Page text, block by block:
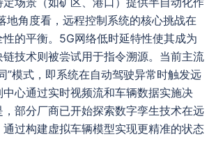
地角度看，远程控制系统的核心挑战在
的平衡。5G网络低时延特性使其成为
技术则被尝试用于指令溯源。当前主流
”模式，即系统在自动驾驶异常时触发远
心通过实时视频流和车辆数据实施决
部分厂商已开始探索数字孪生技术在远
过构建虚拟车辆模型实现更精准的状态